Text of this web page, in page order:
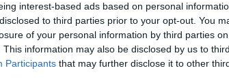
interest-based ads based on personal
to third parties prior to your opt-out. You
of your personal information by third parties
This information may also be disclosed by us to
Participants that may further disclose it to other